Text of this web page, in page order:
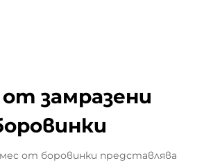
замразени
от боровинки представлява